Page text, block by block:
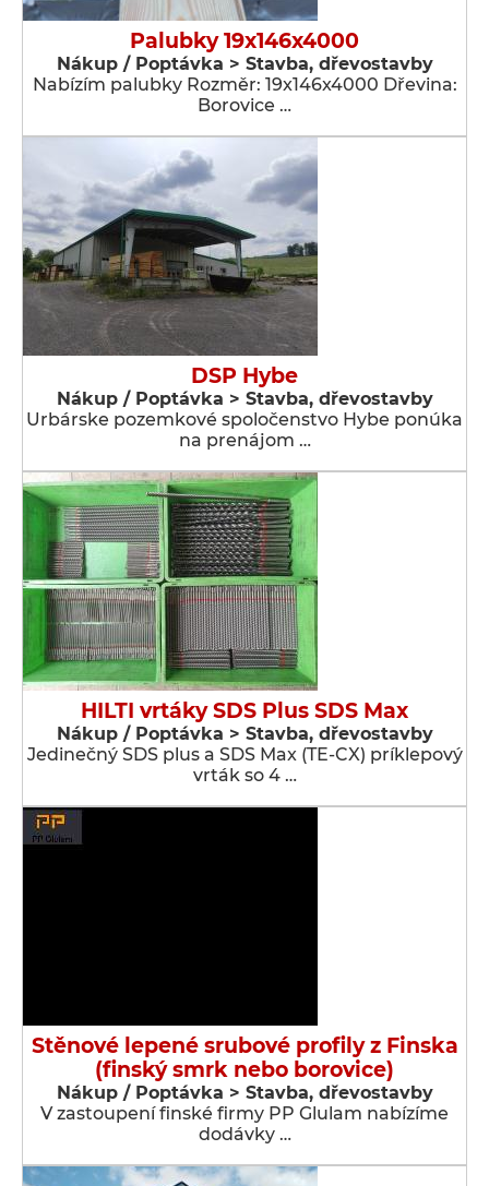
Palubky 19x146x4000
Nákup / Poptávka > Stavba, dřevostavby
Nabízím palubky Rozměr: 19x146x4000 Dřevina:
Borovice …
DSP Hybe
Nákup / Poptávka > Stavba, dřevostavby
Urbárske pozemkové spoločenstvo Hybe ponúka
na prenájom …
HILTI vrtáky SDS Plus SDS Max
Nákup / Poptávka > Stavba, dřevostavby
Jedinečný SDS plus a SDS Max (TE-CX) príklepový
vrták so 4 …
Stěnové lepené srubové profily z Finska
(finský smrk nebo borovice)
Nákup / Poptávka > Stavba, dřevostavby
V zastoupení finské firmy PP Glulam nabízíme
dodávky …